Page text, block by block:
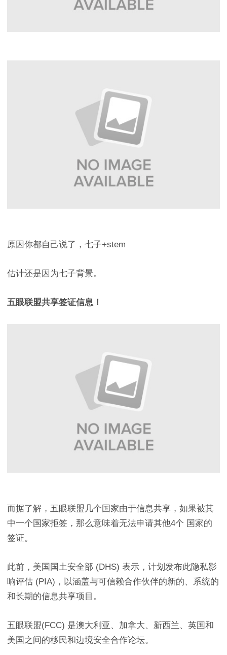
原因你都自己说了，七子+stem
估计还是因为七子背景。
五眼联盟共享签证信息！
而据了解，五眼联盟几个国家由于信息共享，如果被其
中一个国家拒签，那么意味着无法申请其他4个 国家的
签证。
此前，美国国土安全部 (DHS) 表示，计划发布此隐私影
响评估 (PIA)，以涵盖与可信赖合作伙伴的新的、系统的
和长期的信息共享项目。
五眼联盟(FCC) 是澳大利亚、加拿大、新西兰、英国和
美国之间的移民和边境安全合作论坛。